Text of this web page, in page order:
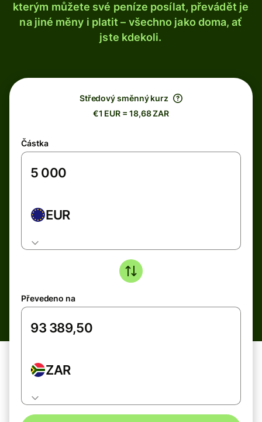
kterým můžete své peníze posílat, převádět je
na jiné měny i platit – všechno jako doma, ať
jste kdekoli.
Středový směnný kurz
€1 EUR = 18,68 ZAR
Částka
EUR
Převedeno na
ZAR